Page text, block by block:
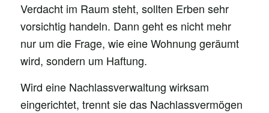
Verdacht im Raum steht, sollten Erben sehr
vorsichtig handeln. Dann geht es nicht mehr
nur um die Frage, wie eine Wohnung geräumt
wird, sondern um Haftung.
Wird eine Nachlassverwaltung wirksam
eingerichtet, trennt sie das Nachlassvermögen